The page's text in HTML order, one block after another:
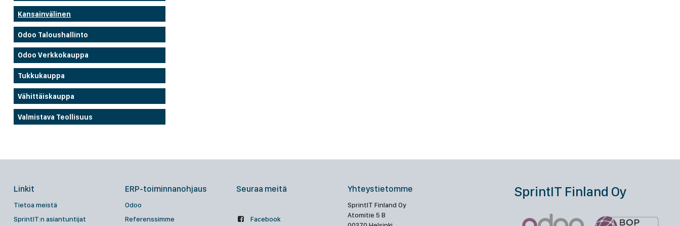
Kansainvälinen
Odoo Taloushallinto
Odoo Verkkokauppa
Tukkukauppa
Vähittäiskauppa
Valmistava Teollisuus
Linkit
Tietoa meistä
SprintIT:n asiantuntijat
ERP-toiminnanohjaus
Odoo
Referenssimme
Seuraa meitä
Facebook
Yhteystietomme
SprintIT Finland Oy
Atomitie 5 B
SprintIT Finland Oy